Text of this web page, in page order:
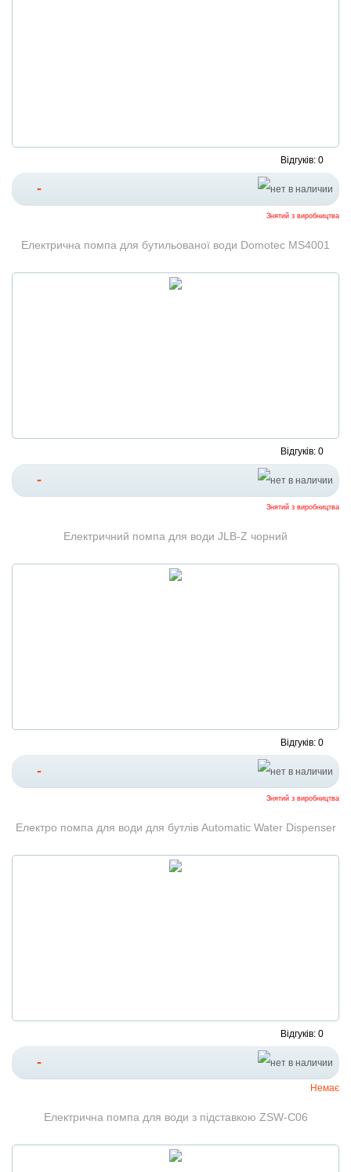
Відгуків: 0
-
Знятий з виробництва
Електрична помпа для бутильованої води Domotec MS4001
Відгуків: 0
-
Знятий з виробництва
Електричний помпа для води JLB-Z чорний
Відгуків: 0
-
Знятий з виробництва
Електро помпа для води для бутлів Automatic Water Dispenser
Відгуків: 0
-
Немає
Електрична помпа для води з підставкою ZSW-C06